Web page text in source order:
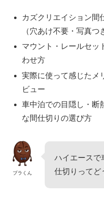
カズクリエイション間
（穴あけ不要・写真つ
マウント・レールセッ
わせ方
実際に使って感じたメ
ビュー
車中泊での目隠し・断
な間仕切りの選び方
ブラくん
ハイエースで
仕切りってど